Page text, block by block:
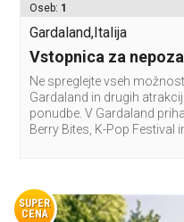
Oseb: 1
Gardaland,Italija
Vstopnica za
Ne spreglejte vseh
Gardaland in drugih
ponudbe. V Gardaland
Berry Bites, K-Pop Festival
SUPER
CENA